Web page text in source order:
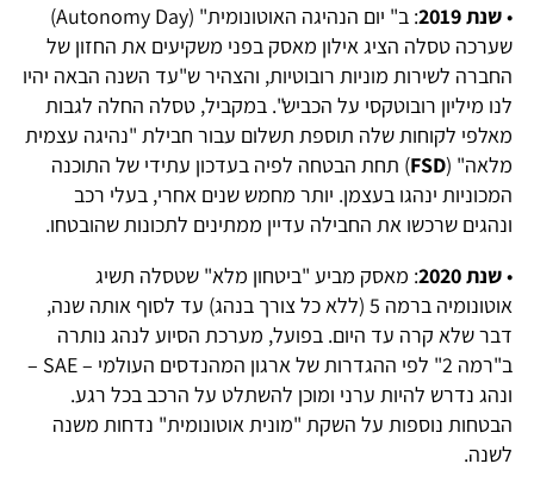
•שנת 2019
: ב" יום הנהיגה האוטונומית" (Autonomy Day)
שערכה טסלה הציג אילון מאסק בפני משקיעים את החזון של
החברה לשירות מוניות רובוטיות, והצהיר ש"עד השנה הבאה יהיו
לנו מיליון רובוטקסי על הכביש". במקביל, טסלה החלה לגבות
מאלפי לקוחות שלה תוספת תשלום עבור חבילת "נהיגה עצמית
מלאה" (FSD) תחת הבטחה לפיה בעדכון עתידי של התוכנה
המכוניות ינהגו בעצמן. יותר מחמש שנים אחרי, בעלי רכב
ונהגים שרכשו את החבילה עדיין ממתינים לתכונות שהובטחו.
•שנת 2020
: מאסק מביע "ביטחון מלא" שטסלה תשיג
אוטונומיה ברמה 5 (ללא כל צורך בנהג) עד לסוף אותה שנה,
דבר שלא קרה עד היום. בפועל, מערכת הסיוע לנהג נותרה
ב"רמה 2" לפי ההגדרות של ארגון המהנדסים העולמי – SAE –
ונהג נדרש להיות ערני ומוכן להשתלט על הרכב בכל רגע.
הבטחות נוספות על השקת "מונית אוטונומית" נדחות משנה
לשנה.